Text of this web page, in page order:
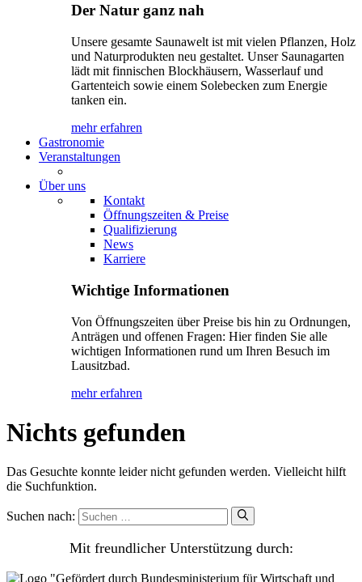
Der Natur ganz nah
Unsere gesamte Saunawelt ist mit vielen Pflanzen, Holz
und Naturprodukten neu gestaltet. Unser Saunagarten
lädt mit finnischen Blockhäusern, Wasserlauf und
Gartenteich sowie einem Solebecken zum Energie
tanken ein.
mehr erfahren
Gastronomie
Veranstaltungen
Über uns
Kontakt
Öffnungszeiten & Preise
Qualifizierung
News
Karriere
Wichtige Informationen
Von Öffnungszeiten über Preise bis hin zu Ordnungen,
Anträgen und offenen Fragen: Hier finden Sie alle
wichtigen Informationen rund um Ihren Besuch im
Lausitzbad.
mehr erfahren
Nichts gefunden
Das Gesuchte konnte leider nicht gefunden werden. Vielleicht hilft
die Suchfunktion.
Suchen nach:
Mit freundlicher Unterstützung durch: